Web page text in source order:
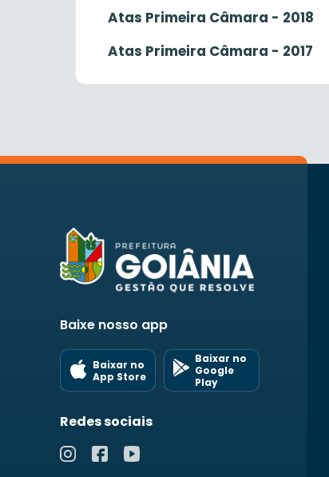
Atas Primeira Câmara - 2018
Atas Primeira Câmara - 2017
Baixe nosso app
Baixar no
App Store
Baixar no
Google
Play
Redes sociais